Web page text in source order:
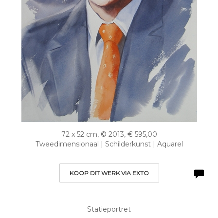
72 x 52 cm, © 2013, € 595,00
Tweedimensionaal | Schilderkunst | Aquarel
KOOP DIT WERK VIA EXTO
Statieportret